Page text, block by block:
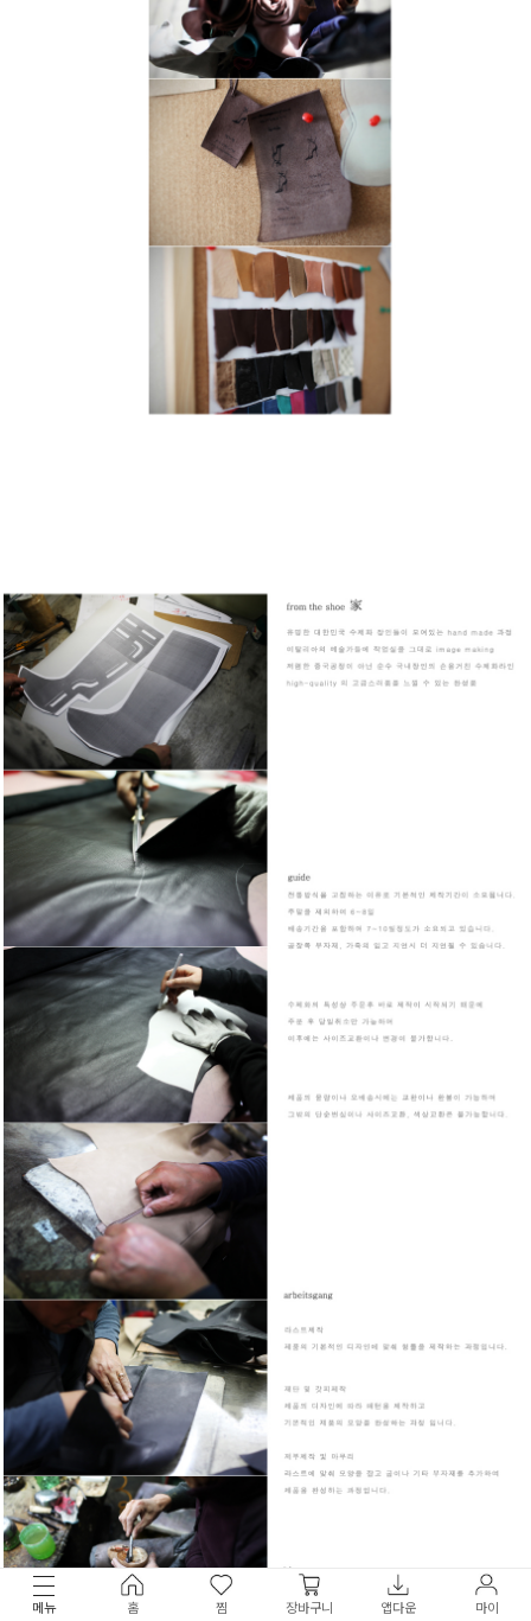
메뉴 홈 찜 장바구니 앱다운 마이